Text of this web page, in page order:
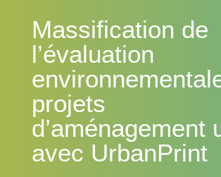
Massification de
l’évaluation
projets
d’aménagement
avec UrbanPrint